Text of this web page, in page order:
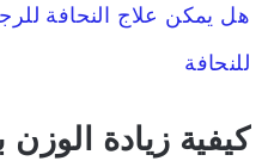
للنحافة
كيفية زيادة